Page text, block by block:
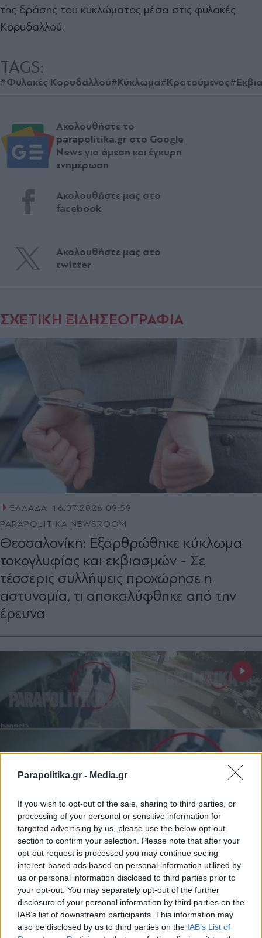
Parapolitika.gr - Media.gr
If you wish to opt-out of the sale, sharing to third parties, or
processing of your personal or sensitive information for
targeted advertising by us, please use the below opt-out
section to confirm your selection. Please note that after your
opt-out request is processed you may continue seeing
interest-based ads based on personal information utilized by
us or personal information disclosed to third parties prior to
your opt-out. You may separately opt-out of the further
disclosure of your personal information by third parties on the
IAB’s list of downstream participants. This information may
also be disclosed by us to third parties on the IAB’s List of
της δράσης του κυκλώματος μέσα στις φυλακές
Κορυδαλλού.
TAGS:
#Φυλακές Κορυδαλλού#Κύκλωμα#Κρατούμενος
Ακολουθήστε το
parapolitika.gr στο Google
News για άμεση και έγκυρη
ενημέρωση
Ακολουθήστε μας στο
facebook
Ακολουθήστε μας στο
twitter
ΣΧΕΤΙΚΗ ΕΙΔΗΣΕΟΓΡΑΦΙΑ
ΕΛΛΑΔΑ
16.07.2026 09:59
PARAPOLITIKA NEWSROOM
Θεσσαλονίκη: Εξαρθρώθηκε κύκλωμα
τοκογλυφίας και εκβιασμών - Σε
τέσσερις συλλήψεις προχώρησε η
αστυνομία, τι αποκαλύφθηκε από την
έρευνα
ΕΛΛΑΔΑ 03.06.2026 13:46
ΣΠΥΡΟΣ ΔΑΡΣΙΝΟΣ
Καρέ-καρέ η απόδραση του 48χρονου
από τις Φυλακές Κορυδαλλού: Τρέχει στη
Γρηγορίου Λαμπράκη και περνά δίπλα
από ανυποψίαστους πολίτες (Βίντεο -
ντοκουμέντα)
Εγγραφή στο newsletter